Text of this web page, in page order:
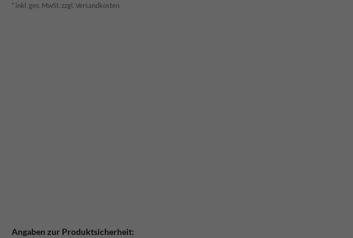
* inkl. ges. MwSt. zzgl. Versandkosten
Angaben zur Produktsicherheit: